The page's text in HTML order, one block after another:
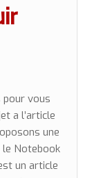
pour vous
a l’article
une
le Notebook
un article